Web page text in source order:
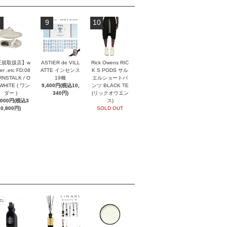
規取扱店】w
.etc FD:08
/ O
( ワン
ダー )
円(税込3
0,800円)
9
ASTIER de VILL
ATTE インセンス
19種
9,400円(税込10,
340円)
10
Rick Owens RIC
K S PODS サル
エルショートパ
ンツ BLACK TE
(リックオウエン
ス)
SOLD OUT